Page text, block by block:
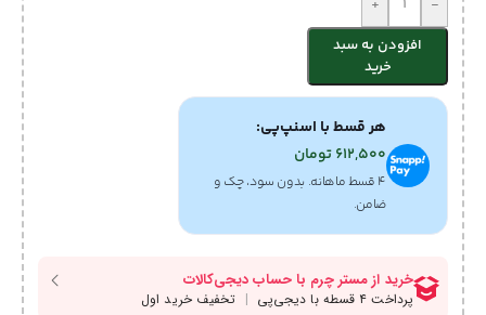
-
+
افزودن به سبد
خرید
هر قسط با اسنپ‌پی:
612,500تومان
۴ قسط ماهانه. بدون سود، چک و
ضامن.